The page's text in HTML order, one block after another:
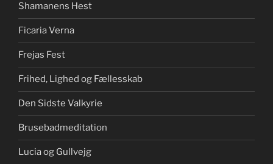
Shamanens Hest
Ficaria Verna
Frejas Fest
Frihed, Lighed og Fællesskab
Den Sidste Valkyrie
Brusebadmeditation
Lucia og Gullvejg